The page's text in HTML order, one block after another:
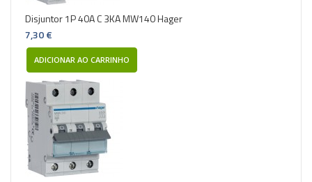
Disjuntor 1P 40A C 3KA MW140 Hager
7,30 €
ADICIONAR AO CARRINHO